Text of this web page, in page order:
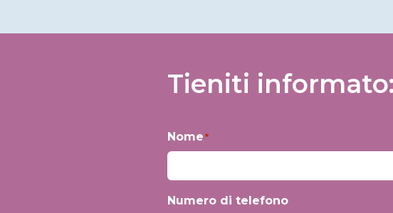
Tieniti
Nome*
Numero di telefono